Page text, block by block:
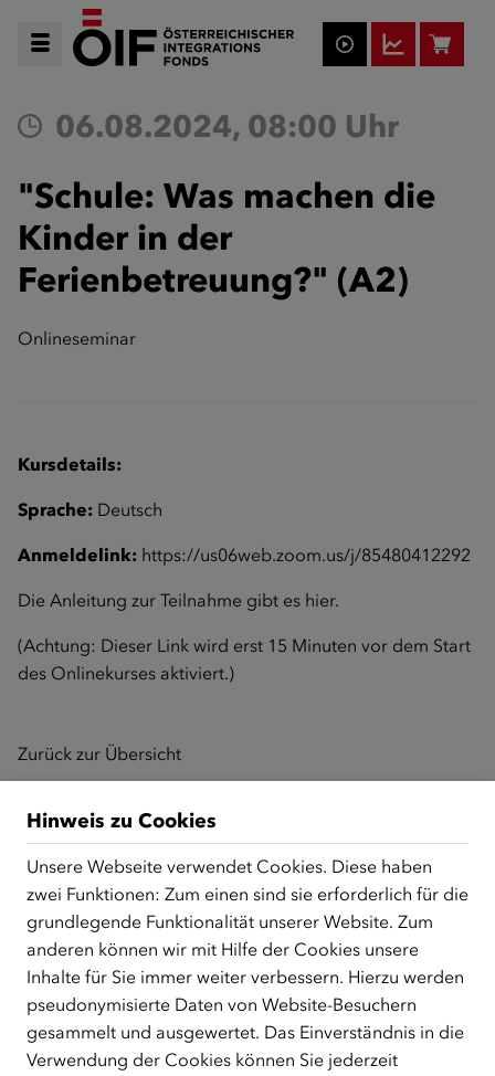
06.08.2024, 08:00 Uhr
"Schule: Was machen die
Kinder in der
Ferienbetreuung?" (A2)
Onlineseminar
Kursdetails:
Sprache: Deutsch
Anmeldelink: https://us06web.zoom.us/j/85480412292
Die Anleitung zur Teilnahme gibt es hier.
(Achtung: Dieser Link wird erst 15 Minuten vor dem Start
des Onlinekurses aktiviert.)
Zurück zur Übersicht
ÜBER UNS
Der Österreichische Integrationsfonds (ÖIF) ist ein Fonds der
Republik Österreich, der Flüchtlinge, subsidiär
Schutzberechtigte, Vertriebene sowie Zuwander/innen als
zentrale Anlaufstelle bei der Integration in Österreich
unterstützt.
mehr
FacebookYouTubeInstagramLinkedIn
Hinweis zu Cookies
Unsere Webseite verwendet Cookies. Diese haben
zwei Funktionen: Zum einen sind sie erforderlich für die
grundlegende Funktionalität unserer Website. Zum
anderen können wir mit Hilfe der Cookies unsere
Inhalte für Sie immer weiter verbessern. Hierzu werden
pseudonymisierte Daten von Website-Besuchern
gesammelt und ausgewertet. Das Einverständnis in die
Verwendung der Cookies können Sie jederzeit